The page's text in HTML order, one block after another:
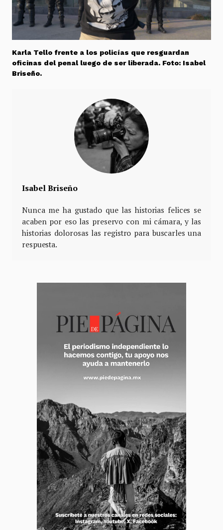
Karla Tello frente a los policías que resguardan
oficinas del penal luego de ser liberada. Foto: Isabel
Briseño.
Isabel Briseño
Nunca me ha gustado que las historias felices se
acaben por eso las preservo con mi cámara, y las
historias dolorosas las registro para buscarles una
respuesta.